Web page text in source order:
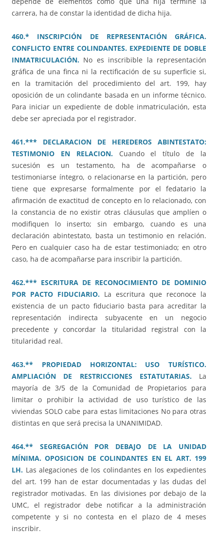
carrera, ha de constar la identidad de dicha hija.
460.* INSCRIPCIÓN DE REPRESENTACIÓN GRÁFICA.
CONFLICTO ENTRE COLINDANTES. EXPEDIENTE DE DOBLE
INMATRICULACIÓN. No es inscribible la representación
gráfica de una finca ni la rectificación de su superficie si,
en la tramitación del procedimiento del art. 199, hay
oposición de un colindante basada en un informe técnico.
Para iniciar un expediente de doble inmatriculación, esta
debe ser apreciada por el registrador.
461.*** DECLARACION DE HEREDEROS ABINTESTATO:
TESTIMONIO EN RELACION.
Cuando el título de la
sucesión es un testamento, ha de acompañarse o
testimoniarse íntegro, o relacionarse en la partición, pero
tiene que expresarse formalmente por el fedatario la
afirmación de exactitud de concepto en lo relacionado, con
la constancia de no existir otras cláusulas que amplíen o
modifiquen lo inserto; sin embargo, cuando es una
declaración abintestato, basta un testimonio en relación.
Pero en cualquier caso ha de estar testimoniado; en otro
caso, ha de acompañarse para inscribir la partición.
462.*** ESCRITURA DE RECONOCIMIENTO DE DOMINIO
POR PACTO FIDUCIARIO. La escritura que reconoce la
existencia de un pacto fiduciario basta para acreditar la
representación indirecta subyacente en un negocio
precedente y concordar la titularidad registral con la
titularidad real.
463.** PROPIEDAD HORIZONTAL: USO TURÍSTICO.
AMPLIACIÓN DE RESTRICCIONES ESTATUTARIAS.
La
mayoría de 3/5 de la Comunidad de Propietarios para
limitar o prohibir la actividad de uso turístico de las
viviendas SOLO cabe para estas limitaciones No para otras
distintas en que será precisa la UNANIMIDAD.
464.** SEGREGACIÓN POR DEBAJO DE LA UNIDAD
MÍNIMA. OPOSICION DE COLINDANTES EN EL ART. 199
LH. Las alegaciones de los colindantes en los expedientes
del art. 199 han de estar documentadas y las dudas del
registrador motivadas. En las divisiones por debajo de la
UMC, el registrador debe notificar a la administración
competente y si no contesta en el plazo de 4 meses
inscribir.